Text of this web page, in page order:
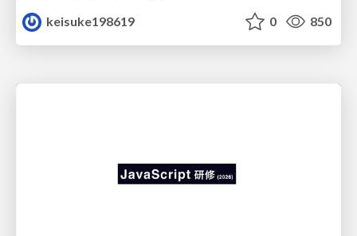
keisuke198619
0 850